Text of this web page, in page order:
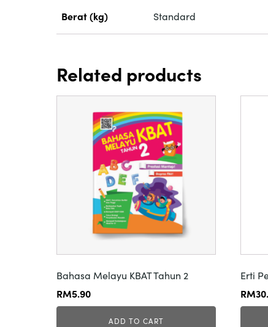
Berat (kg) Standard
Related products
Bahasa Melayu KBAT Tahun 2
RM5.90
ADD TO CART
Erti
RM